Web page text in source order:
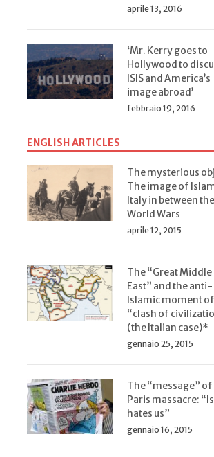
aprile 13, 2016
‘Mr. Kerry goes to
Hollywood to
ISIS and America’s
image abroad’
febbraio 19, 2016
ENGLISH ARTICLES
The mysterious
The image of
Italy in between
World Wars
aprile 12, 2015
The “Great Middle
East” and the anti-
Islamic moment
“clash of
(the Italian case)*
gennaio 25, 2015
The “message” of
Paris massacre:
hates us”
gennaio 16, 2015